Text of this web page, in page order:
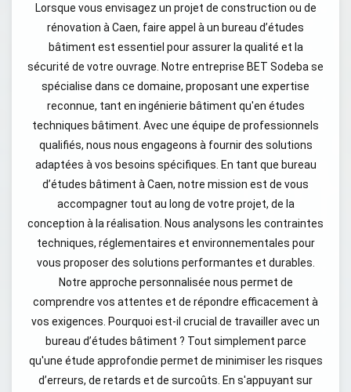
Lorsque vous envisagez un projet de construction ou de
rénovation à Caen, faire appel à un bureau d’études
bâtiment est essentiel pour assurer la qualité et la
sécurité de votre ouvrage. Notre entreprise BET Sodeba se
spécialise dans ce domaine, proposant une expertise
reconnue, tant en ingénierie bâtiment qu'en études
techniques bâtiment. Avec une équipe de professionnels
qualifiés, nous nous engageons à fournir des solutions
adaptées à vos besoins spécifiques. En tant que bureau
d’études bâtiment à Caen, notre mission est de vous
accompagner tout au long de votre projet, de la
conception à la réalisation. Nous analysons les contraintes
techniques, réglementaires et environnementales pour
vous proposer des solutions performantes et durables.
Notre approche personnalisée nous permet de
comprendre vos attentes et de répondre efficacement à
vos exigences. Pourquoi est-il crucial de travailler avec un
bureau d’études bâtiment ? Tout simplement parce
qu'une étude approfondie permet de minimiser les risques
d’erreurs, de retards et de surcoûts. En s'appuyant sur